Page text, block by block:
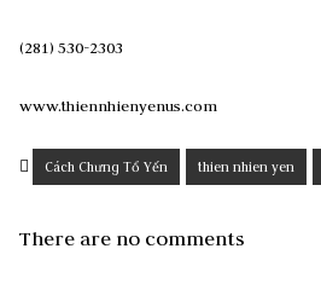
(281) 530-2303
www.thiennhienyenus.com
Cách Chưng Tổ Yến thien nhien yen
There are no comments